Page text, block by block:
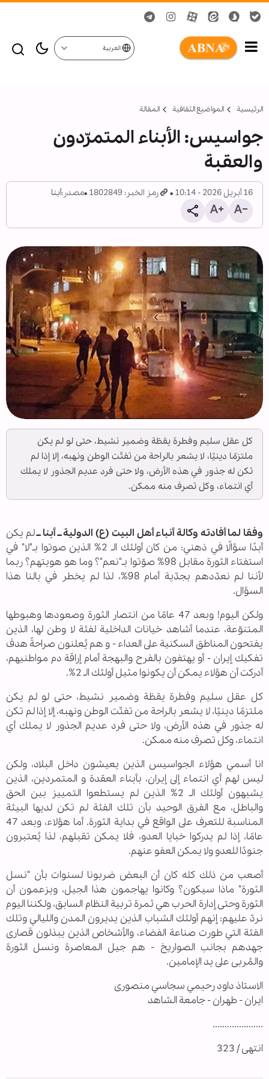
العربية
الرئيسية المواضیع الثقافية المقالة
جواسیس: الأبناء المتمرّدون
والعقبة
16 أبريل 2026 - 10:14 رمز الخبر: 1802849 مصدر:أبنا
كل عقل سليم وفطرة يقظة وضمير نشيط، حتى لو لم يكن
ملتزمًا دينيًا، لا يشعر بالراحة من تفتّت الوطن ونهبه، إلا إذا لم
تكن له جذور في هذه الأرض، ولا حتى فرد عديم الجذور لا يملك
أي انتماء، وكل تصرف منه ممكن.
وفقا لما أفادته وكالة أنباء أهل البيت (ع) الدولية ــ أبنا ــلم يكن
أبدًا سؤالًا في ذهني: من كان أولئك الـ 2% الذين صوتوا بـ"لا" في
استفتاء الثورة مقابل 98% صوّتوا بـ"نعم"؟ وما هو هويتهم؟ ربما
لأننا لم نعدّدهم بجدّية أمام 98%، لذا لم يخطر في بالنا هذا
السؤال.
ولكن اليوم! وبعد 47 عامًا من انتصار الثورة وصعودها وهبوطها
المتنوّعة، عندما أشاهد خيانات الداخلية لفئة لا وطن لها، الذين
يفتحون المناطق السكنية على العداء - و هم يُعلنون صراحةً هدف
تفكيك إيران - أو يهتفون بالفرح والبهجة أمام إراقة دم مواطنيهم،
أدركت أن هؤلاء يمكن أن يكونوا مثيل أولئك الـ 2%.
كل عقل سليم وفطرة يقظة وضمير نشيط، حتى لو لم يكن
ملتزمًا دينيًا، لا يشعر بالراحة من تفتّت الوطن ونهبه، إلا إذا لم تكن
له جذور في هذه الأرض، ولا حتى فرد عديم الجذور لا يملك أي
انتماء، وكل تصرف منه ممكن.
انا أسمي هؤلاء الجواسيس الذين يعيشون داخل البلاد، ولكن
ليس لهم أي انتماء إلى إيران، بأبناء العقدة و المتمردين، الذين
يشبهون أولئك الـ 2% الذين لم يستطعوا التمييز بين الحق
والباطل، مع الفرق الوحيد بأن تلك الفئة لم تكن لديها البيئة
المناسبة للتعرف على الواقع في بداية الثورة. أما هؤلاء، وبعد 47
عامًا، إذا لم يدركوا خبايا العدو، فلا يمكن تقبلهم، لذا يُعتبرون
جنودًا للعدو ولا يمكن العفو عنهم.
أصعب من ذلك كله كان أن البعض ضربونا لسنوات بأن "نسل
الثورة" ماذا سيكون؟ وکانوا يهاجمون هذا الجيل، ويزعمون أن
الثورة وحتى إدارة الحرب هي ثمرة تربية النظام السابق، ولكننا اليوم
نردّ عليهم: إنهم أولئك الشباب الذين يديرون المدن والليالي وتلك
الفئة التي طورت صناعة الفضاء، والأشخاص الذين يبذلون قصارى
جهدهم بجانب الصواريخ - هم جيل المعاصرة ونسل الثورة
والمُربى على يد الإمامين.
الاستاذ داود رحیمي سجاسي منصوری
ایران - طهران - جامعة الشاهد
.....................
انتهى / 323